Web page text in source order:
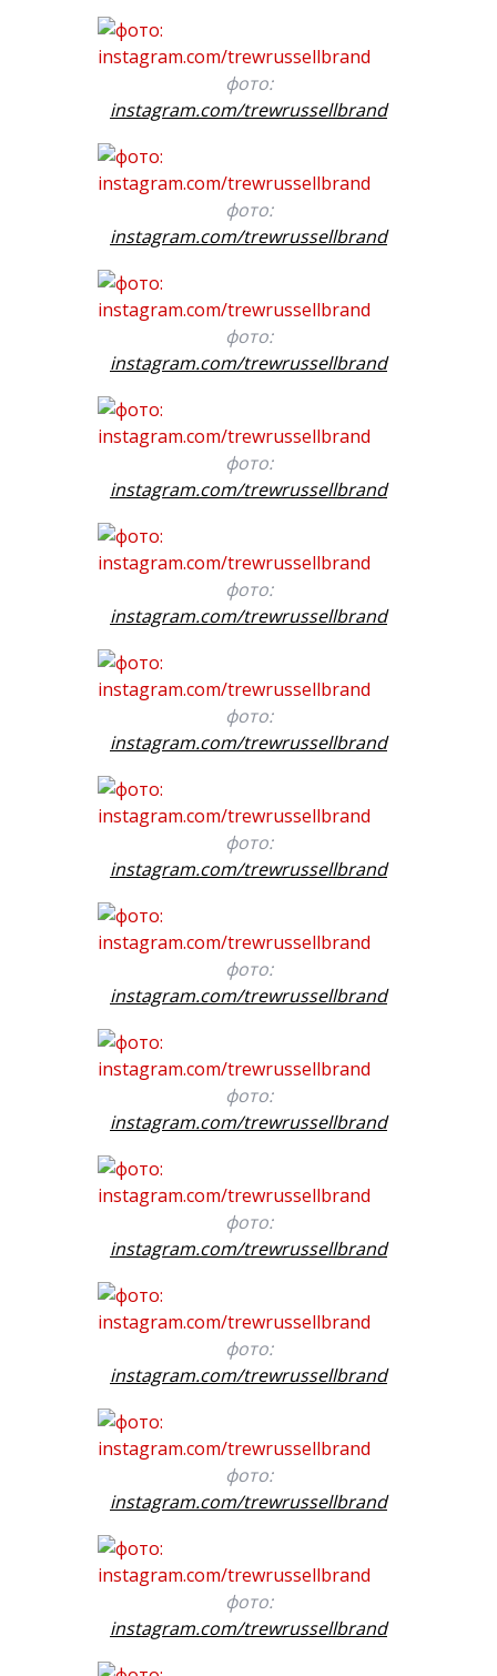
фото:
instagram.com/trewrussellbrand
фото:
instagram.com/trewrussellbrand
фото:
instagram.com/trewrussellbrand
фото:
instagram.com/trewrussellbrand
фото:
instagram.com/trewrussellbrand
фото:
instagram.com/trewrussellbrand
фото:
instagram.com/trewrussellbrand
фото:
instagram.com/trewrussellbrand
фото:
instagram.com/trewrussellbrand
фото:
instagram.com/trewrussellbrand
фото:
instagram.com/trewrussellbrand
фото:
instagram.com/trewrussellbrand
фото:
instagram.com/trewrussellbrand